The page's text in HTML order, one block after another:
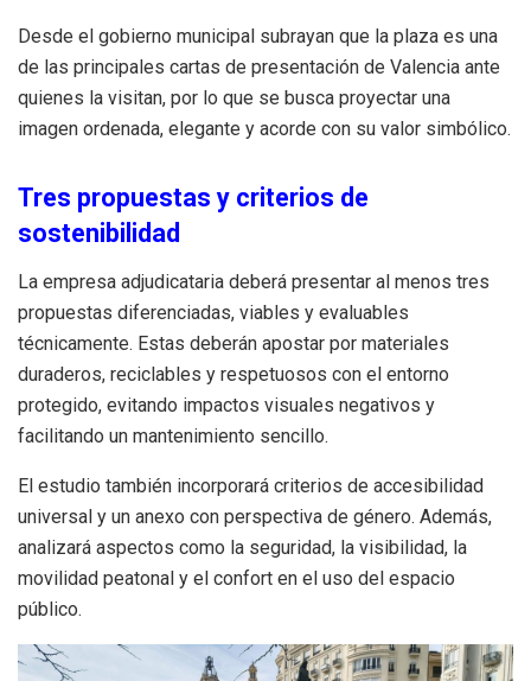
Desde el gobierno municipal subrayan que la plaza es una
de las principales cartas de presentación de Valencia ante
quienes la visitan, por lo que se busca proyectar una
imagen ordenada, elegante y acorde con su valor simbólico.
Tres propuestas y criterios de
sostenibilidad
La empresa adjudicataria deberá presentar al menos tres
propuestas diferenciadas, viables y evaluables
técnicamente. Estas deberán apostar por materiales
duraderos, reciclables y respetuosos con el entorno
protegido, evitando impactos visuales negativos y
facilitando un mantenimiento sencillo.
El estudio también incorporará criterios de accesibilidad
universal y un anexo con perspectiva de género. Además,
analizará aspectos como la seguridad, la visibilidad, la
movilidad peatonal y el confort en el uso del espacio
público.